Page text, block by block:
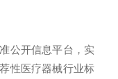
公开信息平台，实
性医疗器械行业标